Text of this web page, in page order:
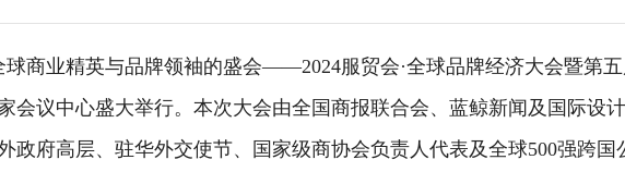
球商业精英与品牌领袖的盛会——2024服贸会·全球品牌经济大会暨第
会议中心盛大举行。本次大会由全国商报联合会、蓝鲸新闻及国际设
政府高层、驻华外交使节、国家级商协会负责人代表及全球500强跨国